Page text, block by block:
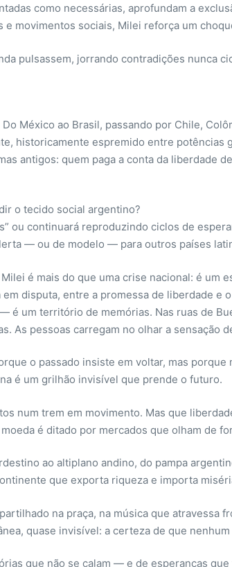
como necessárias, aprofundam a
movimentos sociais, Milei reforça um
pulsassem, jorrando contradições nunca
México ao Brasil, passando por Chile,
historicamente espremido entre
antigos: quem paga a conta da liberdade
o tecido social argentino?
ou continuará reproduzindo ciclos de
— ou de modelo — para outros países
é mais do que uma crise nacional: é um
disputa, entre a promessa de liberdade e
é um território de memórias. Nas ruas de
As pessoas carregam no olhar a sensação
o passado insiste em voltar, mas
é um grilhão invisível que prende o futuro.
num trem em movimento. Mas que
é ditado por mercados que olham de
ao altiplano andino, do pampa
que exporta riqueza e importa
na praça, na música que
quase invisível: a certeza de que
que não se calam — e de esperanças